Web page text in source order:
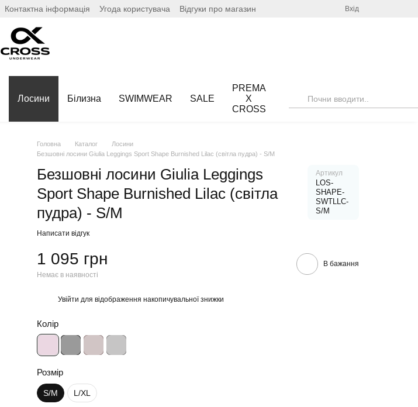
Контактна інформація Угода користувача Відгуки про магазин Вхід
Лосини Білизна SWIMWEAR SALE
PREMA
X
CROSS
Головна Каталог
Лосини
Безшовні лосини Giulia Leggings Sport Shape Burnished Lilac (світла пудра) - S/M
Безшовні лосини Giulia Leggings
Sport Shape Burnished Lilac (світла
пудра) - S/M
Артикул
LOS-
SHAPE-
SWTLLC-
S/M
Написати відгук
1 095 грн
Немає в наявності
В бажання
Увійти для відображення накопичувальної знижки
Колір
Розмір
S/M L/XL